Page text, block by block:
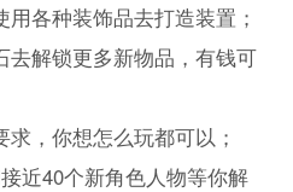
各种装饰品去打造装置；
去解锁更多新物品，有钱可
，你想怎么玩都可以；
近40个新角色人物等你解